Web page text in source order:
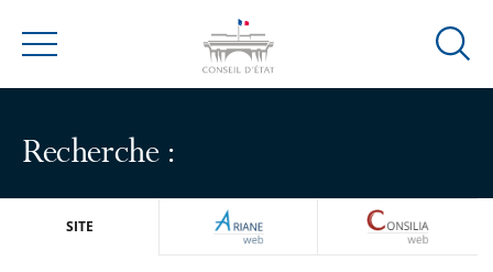
Menu
Ouvrir
Recherche :
SITE ARIANEWEB